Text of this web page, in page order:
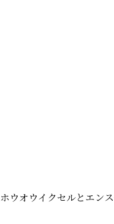
ホウオウイクセルとエンス